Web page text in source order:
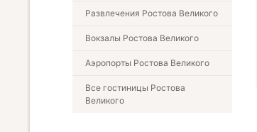
Развлечения Ростова Великого
Вокзалы Ростова Великого
Аэропорты Ростова Великого
Все гостиницы Ростова
Великого